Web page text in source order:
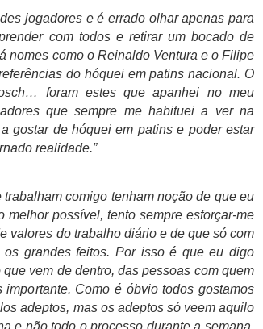
jogadores e é errado olhar apenas para
com todos e retirar um bocado de
nomes como o Reinaldo Ventura e o Filipe
do hóquei em patins nacional. O
foram estes que apanhei no meu
que sempre me habituei a ver na
gostar de hóquei em patins e poder estar
realidade.”
trabalham comigo tenham noção de que eu
melhor possível, tento sempre esforçar-me
valores do trabalho diário e de que só com
grandes feitos. Por isso é que eu digo
vem de dentro, das pessoas com quem
Como é óbvio todos gostamos
adeptos, mas os adeptos só veem aquilo
e não todo o processo durante a semana.
de Oliveira", acabou por ser substituído por
ao intervalo, rendido por Alan Varela.
que Bednarek apresentou queixas físicas ao sexto
ao mau estado do relvado do Estádio Cidade de
teceu duras críticas ao estado do relvado, tanto na
após a partida.
Farioli “Pusemos fim à discussão sobre
clube mais titulado em Portugal”
Cidade de Coimbra por 1-0 e “pôs fim à discussão
mais titulado em Portugal”. Francesco Farioli no
jogo muito difícil”, reforçou que “as circunstâncias
mas o resultado foi muito importante” uma vez que
“uma grande conquista” diante dos “adeptos que
um grande ambiente”.
venceu o SCU Torreense (1-0)